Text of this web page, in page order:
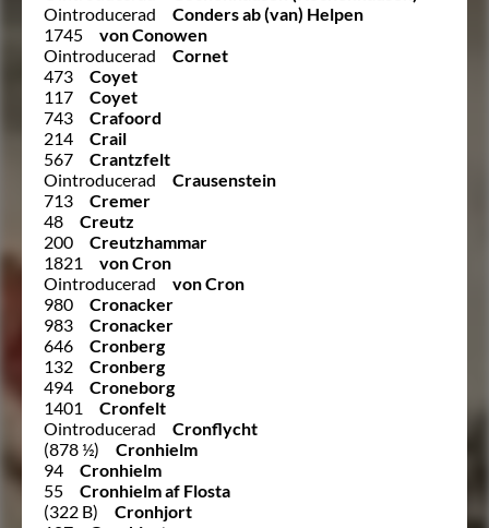
Ointroducerad
Conders ab (van) Helpen
1745
von Conowen
Ointroducerad
Cornet
473
Coyet
117
Coyet
743
Crafoord
214
Crail
567
Crantzfelt
Ointroducerad
Crausenstein
713
Cremer
48
Creutz
200
Creutzhammar
1821
von Cron
Ointroducerad
von Cron
980
Cronacker
983
Cronacker
646
Cronberg
132
Cronberg
494
Croneborg
1401
Cronfelt
Ointroducerad
Cronflycht
(878 ½)
Cronhielm
94
Cronhielm
55
Cronhielm af Flosta
(322 B)
Cronhjort